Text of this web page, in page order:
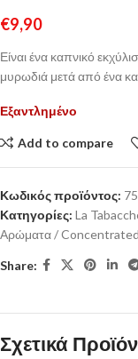
€9,90
Είναι ένα καπνικό
μυρωδιά μετά από ένα
Εξαντλημένο
Add to compare
Κωδικός προϊόντος:
Κατηγορίες: La
Αρώματα /
Share:
Σχετικά